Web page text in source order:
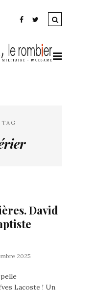
David
2025
Lacoste ! Un